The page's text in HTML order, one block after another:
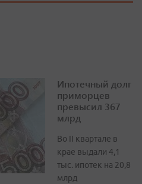
Ипотечный долг
приморцев
превысил 367
млрд
Во II квартале в
крае выдали 4,1
тыс. ипотек на 20,8
млрд